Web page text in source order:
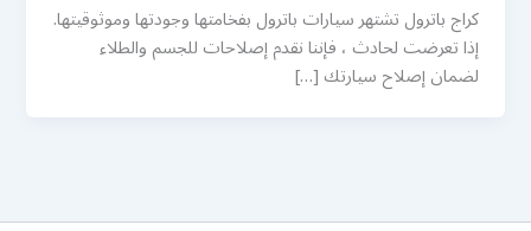
كراج باترول تشتهر سيارات باترول بفخامتها وجودتها وموثوقيتها.
إذا تعرضت لحادث ، فإننا نقدم إصلاحات للجسم والطلاء
لضمان إصلاح سيارتك […]